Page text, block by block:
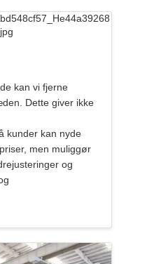
kan vi fjerne
Dette giver ikke
kunder kan nyde
men muliggør
og